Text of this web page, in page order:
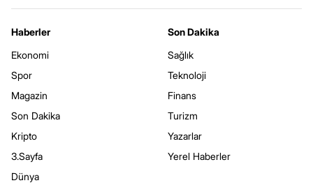
Haberler
Ekonomi
Spor
Magazin
Son Dakika
Kripto
3.Sayfa
Dünya
Son Dakika
Sağlık
Teknoloji
Finans
Turizm
Yazarlar
Yerel Haberler